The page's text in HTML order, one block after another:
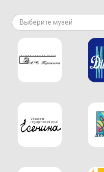
Выберите музей